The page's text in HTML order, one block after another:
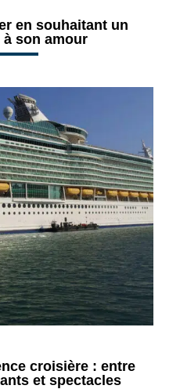
en souhaitant un
son amour
croisière : entre
et spectacles